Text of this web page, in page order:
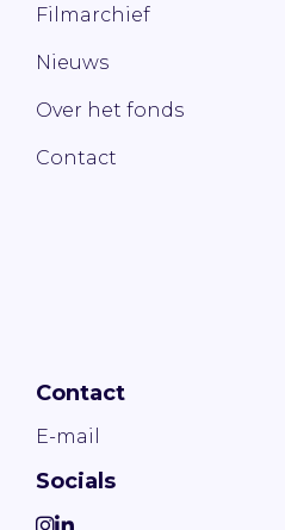
Filmarchief
Nieuws
Over het fonds
Contact
Contact
E-mail
Socials